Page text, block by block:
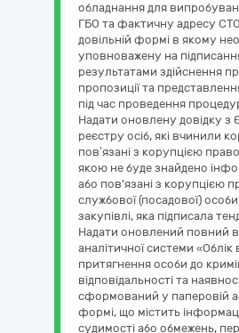
обладнання для
ГБО та фактичну адресу
довільній формі в якому
уповноважену на
результатами здійснення
пропозиції та
під час проведення
Надати оновлену довідку з
реєстру осіб, які вчинили
пов’язані з корупцією
якою не буде знайдено
або пов'язані з корупцією
службової (посадової)
закупівлі, яка підписала
Надати оновлений повний
аналітичної системи «Облік
притягнення особи до
відповідальності та
сформований у паперовій
формі, що містить
судимості або обмежень,